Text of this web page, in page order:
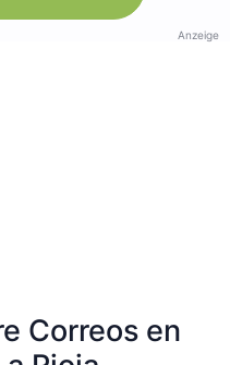
Anzeige
Correos en